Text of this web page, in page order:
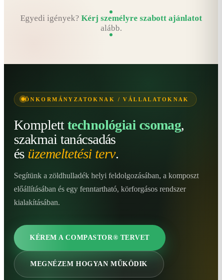
Egyedi igények? Kérj személyre szabott ajánlatot
alább.
ÖNKORMÁNYZATOKNAK / VÁLLALATOKNAK
Kompletttechnológiai csomag,
szakmai tanácsadás
és üzemeltetési terv.
Segítünk a zöldhulladék helyi feldolgozásában, a komposzt
előállításában és egy fenntartható, körforgásos rendszer
kialakításában.
KÉREM A COMPASTOR® TERVET
MEGNÉZEM HOGYAN MŰKÖDIK